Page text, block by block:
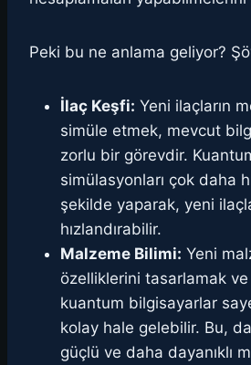
Peki bu ne anlama geliyor?
İlaç Keşfi: Yeni ilaçların
simüle etmek, mevcut
zorlu bir görevdir.
simülasyonları çok daha
şekilde yaparak, yeni
hızlandırabilir.
Malzeme Bilimi: Yeni
özelliklerini tasarlamak
kuantum bilgisayarlar
kolay hale gelebilir. Bu,
güçlü ve daha dayanıklı